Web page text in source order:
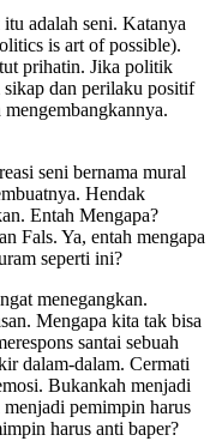
adalah seni. Katanya
is art of possible).
prihatin. Jika politik
sikap dan perilaku positif
seni bernama mural
Hendak
Entah Mengapa?
Fals. Ya, entah mengapa
seperti ini?
menegangkan.
Mengapa kita tak bisa
santai sebuah
dalam-dalam. Cermati
Bukankah menjadi
pemimpin harus
harus anti baper?